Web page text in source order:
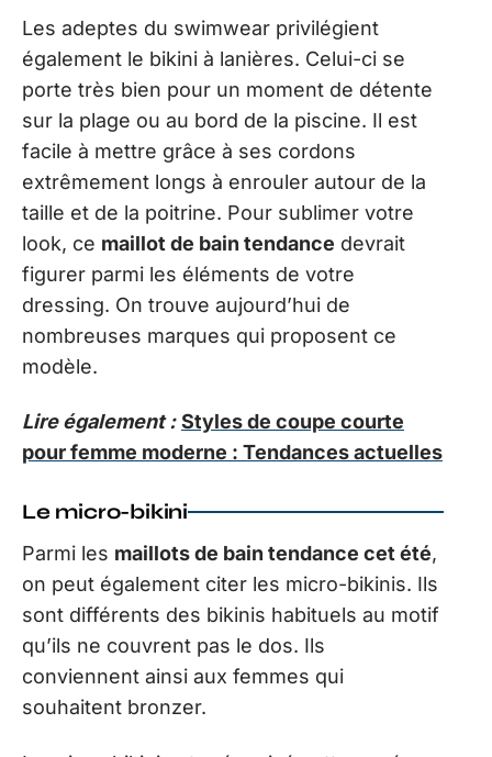
Les adeptes du swimwear privilégient
également le bikini à lanières. Celui-ci se
porte très bien pour un moment de détente
sur la plage ou au bord de la piscine. Il est
facile à mettre grâce à ses cordons
extrêmement longs à enrouler autour de la
taille et de la poitrine. Pour sublimer votre
look, ce maillot de bain tendance devrait
figurer parmi les éléments de votre
dressing. On trouve aujourd’hui de
nombreuses marques qui proposent ce
modèle.
Lire également : Styles de coupe courte
pour femme moderne : Tendances actuelles
Le micro-bikini
Parmi les maillots de bain tendance cet été,
on peut également citer les micro-bikinis. Ils
sont différents des bikinis habituels au motif
qu’ils ne couvrent pas le dos. Ils
conviennent ainsi aux femmes qui
souhaitent bronzer.